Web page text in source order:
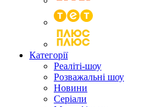
Категорії
Реаліті-шоу
Розважальні шоу
Новини
Серіали